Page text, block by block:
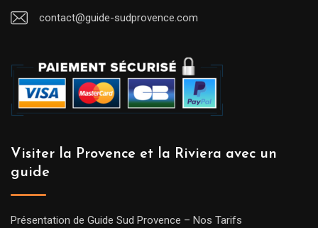
contact@guide-sudprovence.com
Visiter la Provence et la Riviera avec un
guide
Présentation de Guide Sud Provence – Nos Tarifs